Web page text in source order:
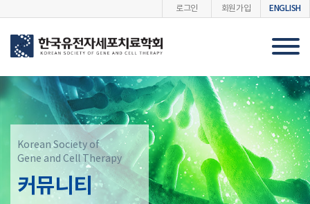
로그인 회원가입 ENGLISH
Korean Society of
Gene and Cell Therapy
커뮤니티